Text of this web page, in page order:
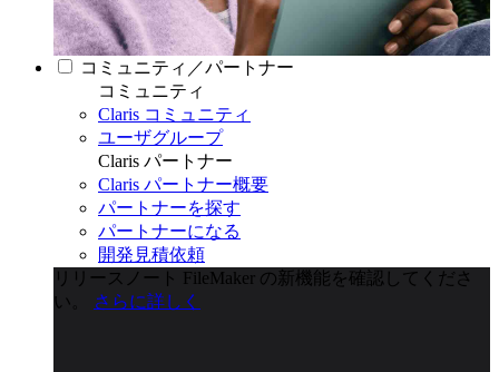
コミュニティ／パートナー
コミュニティ
Claris コミュニティ
ユーザグループ
Claris パートナー
Claris パートナー概要
パートナーを探す
パートナーになる
開発見積依頼
リリースノート
FileMaker の新機能を確認してくださ
い。
さらに詳しく